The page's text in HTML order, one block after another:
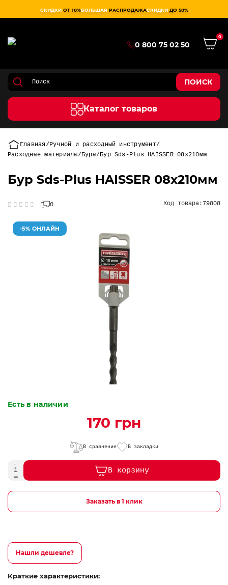
СКИДКИ ОТ 10%БОЛЬШАЯ РАСПРОДАЖАСКИДКИ ДО 50%
0 800 75 02 50
0
ПОИСК
Каталог товаров
Главная
Ручной и расходный инструмент
Расходные материалы
Буры Бур Sds-Plus HAISSER 08х210мм
Бур Sds-Plus HAISSER 08х210мм
0 Код товара: 79808
-5% ОНЛАЙН
Есть в наличии
170 грн
В сравнение В закладки
В корзину
Заказать в 1 клик
Нашли дешевле?
Краткие характеристики: